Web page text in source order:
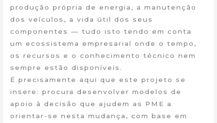
produção própria de energia, a manutenção
dos veículos, a vida útil dos seus
componentes — tudo isto tendo em conta
um ecossistema empresarial onde o tempo,
os recursos e o conhecimento técnico nem
sempre estão disponíveis.
É precisamente aqui que este projeto se
insere: procura desenvolver modelos de
apoio à decisão que ajudem as PME a
orientar-se nesta mudança, com base em